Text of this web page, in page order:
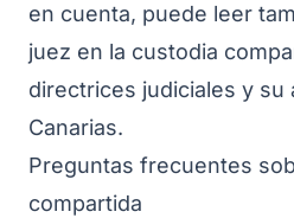
en cuenta, puede leer
juez en la custodia
directrices judiciales y su
Canarias.
Preguntas frecuentes
compartida